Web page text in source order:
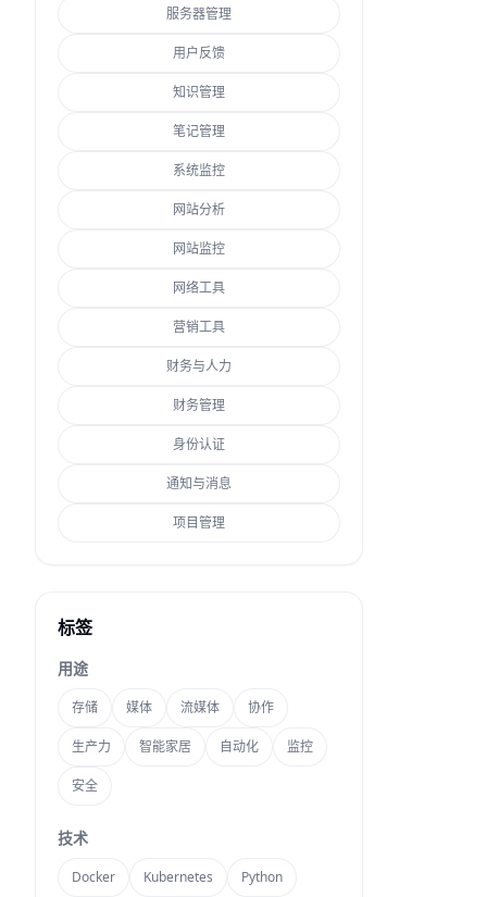
服务器管理
用户反馈
知识管理
笔记管理
系统监控
网站分析
网站监控
网络工具
营销工具
财务与人力
财务管理
身份认证
通知与消息
项目管理
标签
用途
存储 媒体 流媒体 协作
生产力 智能家居 自动化 监控
安全
技术
Docker Kubernetes Python